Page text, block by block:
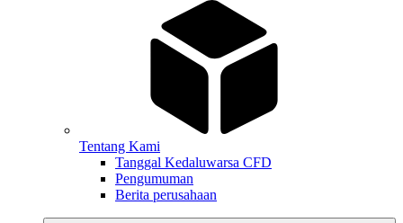
Tentang Kami
Tanggal Kedaluwarsa CFD
Pengumuman
Berita perusahaan